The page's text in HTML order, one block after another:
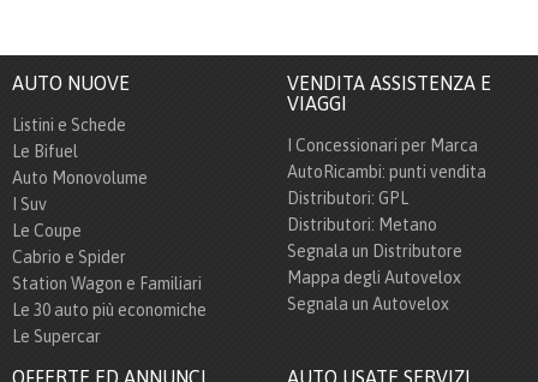
AUTO NUOVE
Listini e Schede
Le Bifuel
Auto Monovolume
I Suv
Le Coupe
Cabrio e Spider
Station Wagon e Familiari
Le 30 auto più economiche
Le Supercar
VENDITA ASSISTENZA E
VIAGGI
I Concessionari per Marca
AutoRicambi: punti vendita
Distributori: GPL
Distributori: Metano
Segnala un Distributore
Mappa degli Autovelox
Segnala un Autovelox
OFFERTE ED ANNUNCI AUTO USATE SERVIZI